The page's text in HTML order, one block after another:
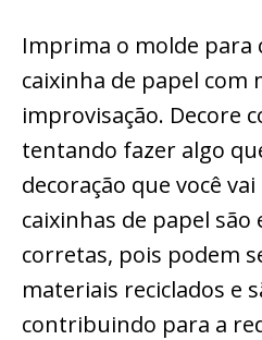
Imprima o molde para
caixinha de papel com
improvisação. Decore
tentando fazer algo
decoração que você
caixinhas de papel são
corretas, pois podem
materiais reciclados e
contribuindo para a